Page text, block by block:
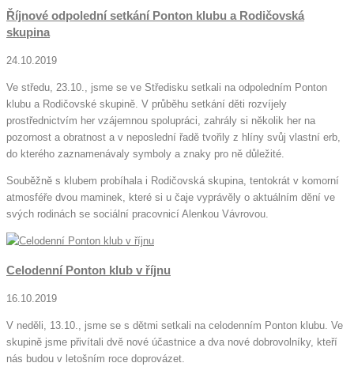
Říjnové odpolední setkání Ponton klubu a Rodičovská
skupina
24.10.2019
Ve středu, 23.10., jsme se ve Středisku setkali na odpoledním Ponton
klubu a Rodičovské skupině. V průběhu setkání děti rozvíjely
prostřednictvím her vzájemnou spolupráci, zahrály si několik her na
pozornost a obratnost a v neposlední řadě tvořily z hlíny svůj vlastní erb,
do kterého zaznamenávaly symboly a znaky pro ně důležité.
Souběžně s klubem probíhala i Rodičovská skupina, tentokrát v komorní
atmosféře dvou maminek, které si u čaje vyprávěly o aktuálním dění ve
svých rodinách se sociální pracovnicí Alenkou Vávrovou.
Celodenní Ponton klub v říjnu
16.10.2019
V neděli, 13.10., jsme se s dětmi setkali na celodenním Ponton klubu. Ve
skupině jsme přivítali dvě nové účastnice a dva nové dobrovolníky, kteří
nás budou v letošním roce doprovázet.